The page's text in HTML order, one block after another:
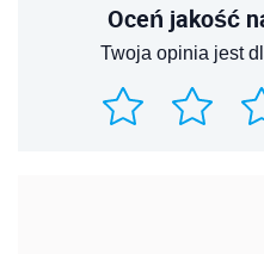
Oceń jakość
Twoja opinia jest